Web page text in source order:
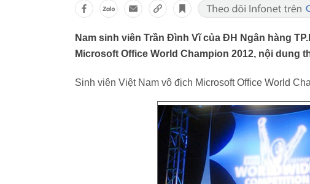
Nam sinh viên Trần Đình Vĩ của ĐH Ngân hàng
Microsoft Office World Champion 2012, nội dung
Sinh viên Việt Nam vô địch Microsoft Office World